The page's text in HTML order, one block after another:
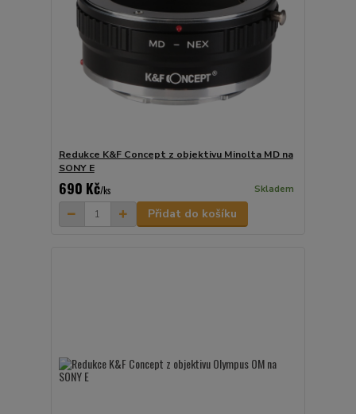
Redukce K&F Concept z objektivu Minolta MD na
SONY E
690 Kč/ks Skladem
Přidat do košíku